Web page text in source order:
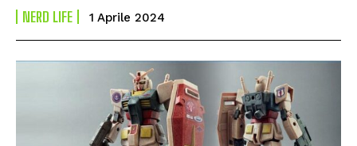
NERD LIFE 1 Aprile 2024